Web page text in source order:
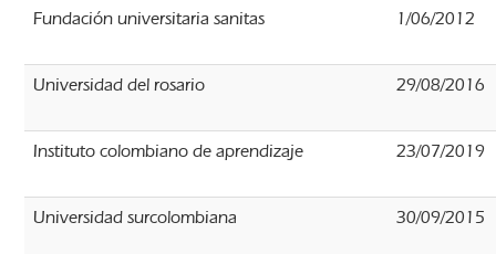
Fundación universitaria sanitas 1/06/2012
Universidad del rosario 29/08/2016
Instituto colombiano de aprendizaje 23/07/2019
Universidad surcolombiana 30/09/2015